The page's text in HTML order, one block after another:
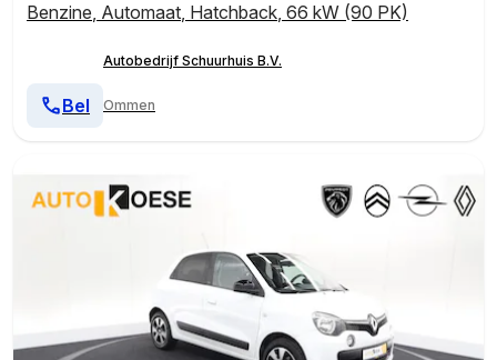
Benzine, Automaat, Hatchback, 66 kW (90 PK)
Autobedrijf Schuurhuis B.V.
Ommen
Bel